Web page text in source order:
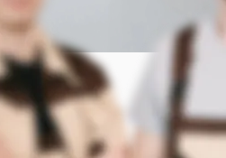
(Подсказка: фото помогут мастеру
Заказать